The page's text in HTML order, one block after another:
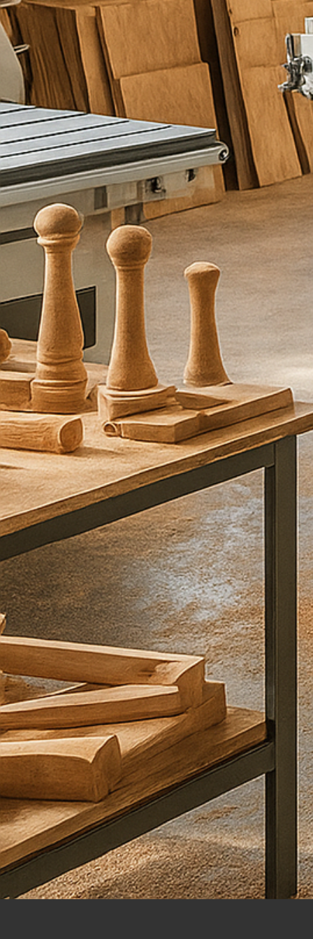
ו
ת
כ
ם
מ
ל
א
ו
פ
ר
ט
י
ם
ו
א
נ
ו
נ
ח
ז
ו
ר
ע
ל
י
כ
ם
ב
ה
ק
ד
ם
קראתי
ואני
מסכים\ה
מדיניות
הפרטיות
שליחה